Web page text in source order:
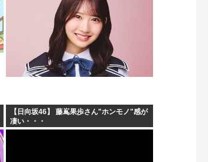
【日向坂46】 藤嶌果歩さん"ホンモノ"感が
凄い・・・